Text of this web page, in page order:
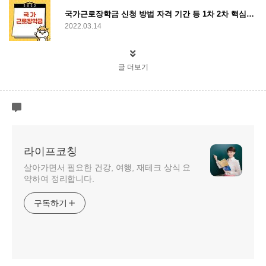
국가근로장학금 신청 방법 자격 기간 등 1차 2차 핵심정리
2022.03.14
글 더보기
라이프코칭
살아가면서 필요한 건강, 여행, 재테크 상식 요
약하여 정리합니다.
구독하기